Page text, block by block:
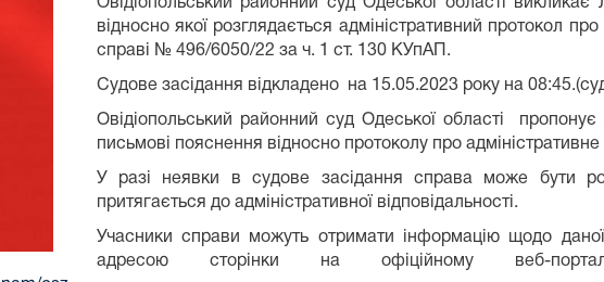
відносно якої розглядається адміністративний протокол
справі № 496/6050/22 за ч. 1 ст. 130 КУпАП.
Судове засідання відкладено на 15.05.2023 року на
Овідіопольський районний суд Одеської області пропонує
письмові пояснення відносно протоколу про
У разі неявки в судове засідання справа може бути
притягається до адміністративної відповідальності.
Учасники справи можуть отримати інформацію щодо
адресою сторінки на офіційному веб-